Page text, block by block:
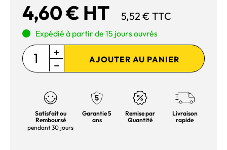
4,60 € HT 5,52 € TTC
Expédié à partir de 15 jours ouvrés
AJOUTER AU PANIER
Satisfait ou
Remboursé
pendant 30 jours
Garantie 5
ans
Remise par
Quantité
Livraison
rapide